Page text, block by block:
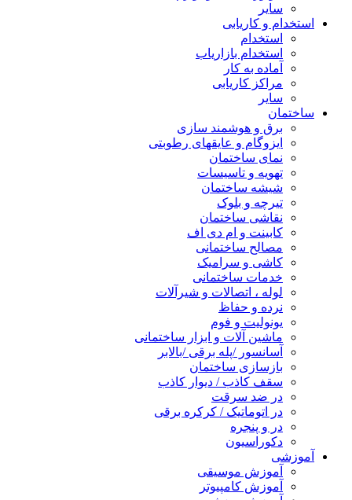
سایر
استخدام و کاریابی
استخدام
استخدام بازاریاب
آماده به کار
مراکز کاریابی
سایر
ساختمان
برق و هوشمند سازی
ایزوگام و عایقهای رطوبتی
نمای ساختمان
تهویه و تاسیسات
شیشه ساختمان
تیرچه و بلوک
نقاشی ساختمان
کابینت و ام دی اف
مصالح ساختمانی
کاشی و سرامیک
خدمات ساختمانی
لوله ، اتصالات و شیرآلات
نرده و حفاظ
یونولیت و فوم
ماشین آلات و ابزار ساختمانی
آسانسور /پله برقی /بالابر
بازسازی ساختمان
سقف کاذب / دیوار کاذب
در ضد سرقت
در اتوماتیک / کرکره برقی
در و پنجره
دکوراسیون
آموزشی
آموزش موسیقی
آموزش کامپیوتر